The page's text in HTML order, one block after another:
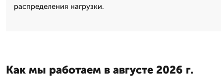
распределения нагрузки.
Как мы работаем в августе 2026 г.